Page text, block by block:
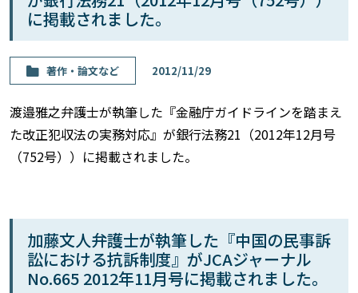
に掲載されました。
著作・論⽂など 2012/11/29
渡邉雅之弁護士が執筆した『金融庁ガイドラインを踏まえ
た改正犯収法の実務対応』が銀行法務21（2012年12月号
（752号））に掲載されました。
加藤文人弁護士が執筆した『中国の民事訴
訟における抗訴制度』がJCAジャーナル
No.665 2012年11月号に掲載されました。